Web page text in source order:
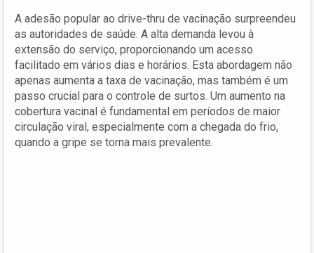
A adesão popular ao drive-thru de vacinação surpreendeu
as autoridades de saúde. A alta demanda levou à
extensão do serviço, proporcionando um acesso
facilitado em vários dias e horários. Esta abordagem não
apenas aumenta a taxa de vacinação, mas também é um
passo crucial para o controle de surtos. Um aumento na
cobertura vacinal é fundamental em períodos de maior
circulação viral, especialmente com a chegada do frio,
quando a gripe se torna mais prevalente.